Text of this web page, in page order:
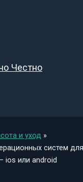
Честно
и уход
систем
ios или android